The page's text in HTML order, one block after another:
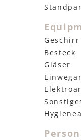
Geschirr
Besteck
Gläser